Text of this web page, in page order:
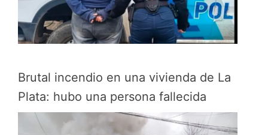
Brutal incendio en una vivienda de La
Plata: hubo una persona fallecida